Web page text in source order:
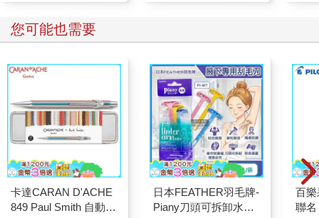
「你別急嘛，我不是說最後兩句嗎？人精我便宜是倒數第二句，
最後一句是：如果便宜都做不起來，這就不是生意。」
「如果我都已經便宜到物超所值，但我還是輸給對手，我的客戶
就還是不選我，你聽好，這就不見得是『客戶』跟『我』的問題
囉～而是整個環境與市場都有關聯，要不，你就是要將你選的這
個事業或產品讓它『創新』或『突破』，要不，就是你選的這個
事業或產品，其實在這個市場已經完全淘汰不能做。」
這是我跟皓子認識的第一天，我最難忘的一段話，甚至他還讓我
知道，他之前什麼工作都想去體驗，就是為了不要讓自己再跟家
裡的人一樣，是一個在「菜市場賣菜的」，誇張的是，之前他一
度就要成為「髮型設計師」，並且連「生命禮儀師」他都做
您可能也需要
卡達CARAN D'ACHE
849 Paul Smith 自動鉛
日本FEATHER羽毛牌-
Piany刀頭可拆卸水洗
百
聯